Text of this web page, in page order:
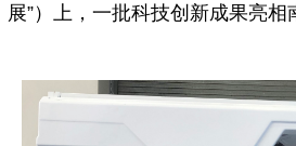
展”）上，一批科技创新成果亮相